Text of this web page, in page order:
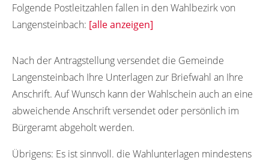
Folgende Postleitzahlen fallen in den Wahlbezirk von
Langensteinbach: [alle anzeigen]
Nach der Antragstellung versendet die Gemeinde
Langensteinbach Ihre Unterlagen zur Briefwahl an Ihre
Anschrift. Auf Wunsch kann der Wahlschein auch an eine
abweichende Anschrift versendet oder persönlich im
Bürgeramt abgeholt werden.
Übrigens: Es ist sinnvoll. die Wahlunterlagen mindestens